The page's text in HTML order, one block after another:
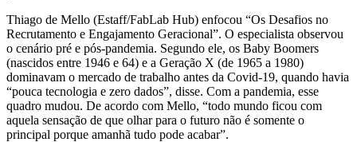
Thiago de Mello (Estaff/FabLab Hub) enfocou “Os Desafios no
Recrutamento e Engajamento Geracional”. O especialista observou
o cenário pré e pós-pandemia. Segundo ele, os Baby Boomers
(nascidos entre 1946 e 64) e a Geração X (de 1965 a 1980)
dominavam o mercado de trabalho antes da Covid-19, quando havia
“pouca tecnologia e zero dados”, disse. Com a pandemia, esse
quadro mudou. De acordo com Mello, “todo mundo ficou com
aquela sensação de que olhar para o futuro não é somente o
principal porque amanhã tudo pode acabar”.